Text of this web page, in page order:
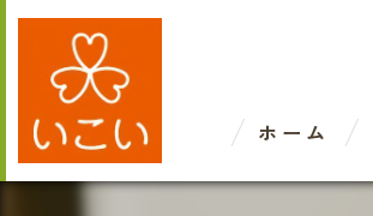
ホーム